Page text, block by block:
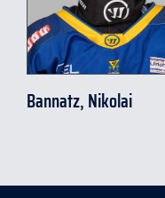
Bannatz, Nikolai